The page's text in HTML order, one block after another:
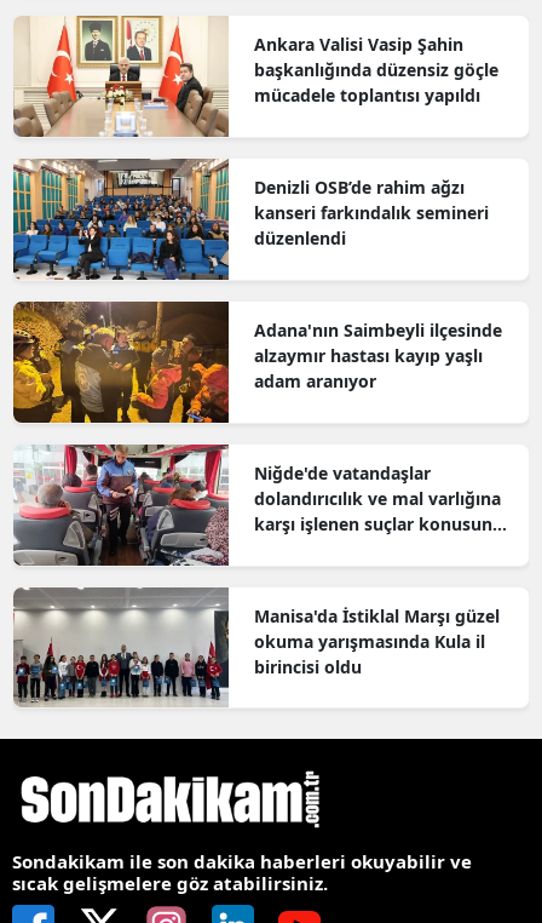
Ankara Valisi Vasip Şahin
başkanlığında düzensiz göçle
mücadele toplantısı yapıldı
Denizli OSB’de rahim ağzı
kanseri farkındalık semineri
düzenlendi
Adana'nın Saimbeyli ilçesinde
alzaymır hastası kayıp yaşlı
adam aranıyor
Niğde'de vatandaşlar
dolandırıcılık ve mal varlığına
karşı işlenen suçlar konusunda
Manisa'da İstiklal Marşı güzel
okuma yarışmasında Kula il
birincisi oldu
Sondakikam ile son dakika haberleri okuyabilir ve
sıcak gelişmelere göz atabilirsiniz.